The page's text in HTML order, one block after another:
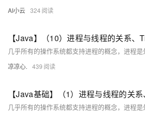
AI小云 324
凉凉心. 439